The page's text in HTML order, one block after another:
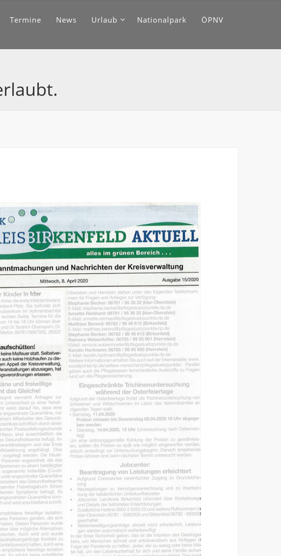
Termine News Urlaub Nationalpark ÖPNV